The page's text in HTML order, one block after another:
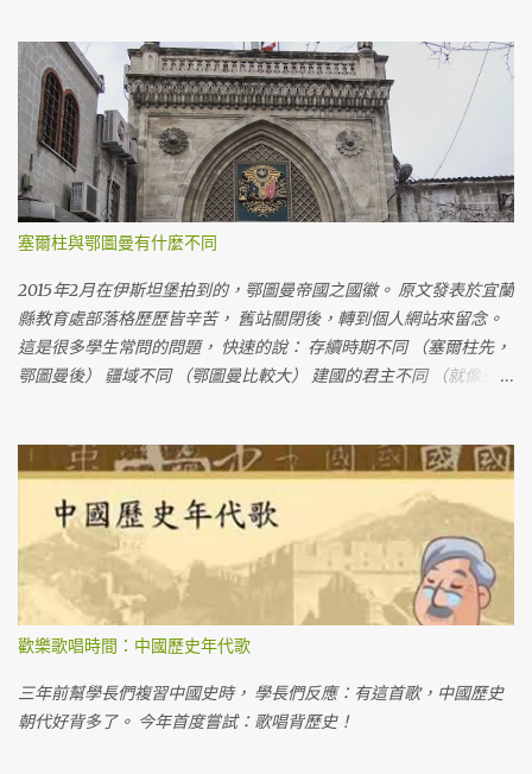
塞爾柱與鄂圖曼有什麼不同
2015年2月在伊斯坦堡拍到的，鄂圖曼帝國之國徽。 原文發表於宜蘭
縣教育處部落格歷歷皆辛苦， 舊站關閉後，轉到個人網站來留念。
這是很多學生常問的問題， 快速的說： 存續時期不同 （塞爾柱先，
鄂圖曼後） 疆域不同 （鄂圖曼比較大） 建國的君主不同 （就像唐
歡樂歌唱時間：中國歷史年代歌
三年前幫學長們複習中國史時， 學長們反應：有這首歌，中國歷史
朝代好背多了。 今年首度嘗試：歌唱背歷史！